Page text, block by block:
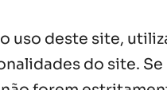
uso deste site,
do site.